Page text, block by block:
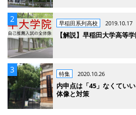
早稲田系列高校 2019.10.17
【解説】早稲田大学高等
特集 2020.10.26
内申点は「45」なくてい
体像と対策